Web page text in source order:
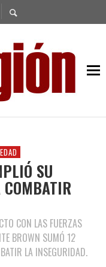
SU
COMBATIR
CON LAS FUERZAS
BROWN SUMÓ 12
LA INSEGURIDAD.